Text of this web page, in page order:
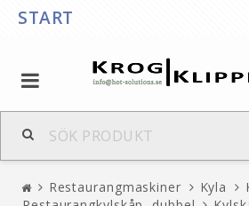
START
Restaurangmaskiner Kyla